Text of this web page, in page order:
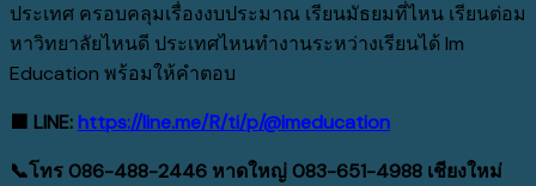
ประเทศ ครอบคลุมเรื่องงบประมาณ เรียนมัธยมที่ไหน เรียนต่อม
หาวิทยาลัยไหนดี ประเทศไหนทำงานระหว่างเรียนได้ Im
Education พร้อมให้คำตอบ
🟩 LINE:https://line.me/R/ti/p/@imeducation
📞โทร086-488-2446 หาดใหญ่ 083-651-4988 เชียงใหม่